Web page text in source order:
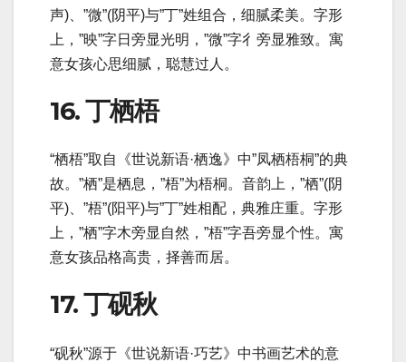
声)、”微”(阴平)与”丁”姓组合，细腻柔美。字形
上，”映”字日旁显光明，”微”字彳旁显雅致。寓
意女孩心思细腻，聪慧过人。
16. 丁栖梧
“栖梧”取自《世说新语·栖逸》中”凤栖梧桐”的典
故。”栖”是栖息，”梧”为梧桐。音韵上，”栖”(阴
平)、”梧”(阳平)与”丁”姓相配，典雅庄重。字形
上，”栖”字木旁显自然，”梧”字吾旁显个性。寓
意女孩品格高贵，择善而居。
17. 丁砚秋
“砚秋”源于《世说新语·巧艺》中书画艺术的意